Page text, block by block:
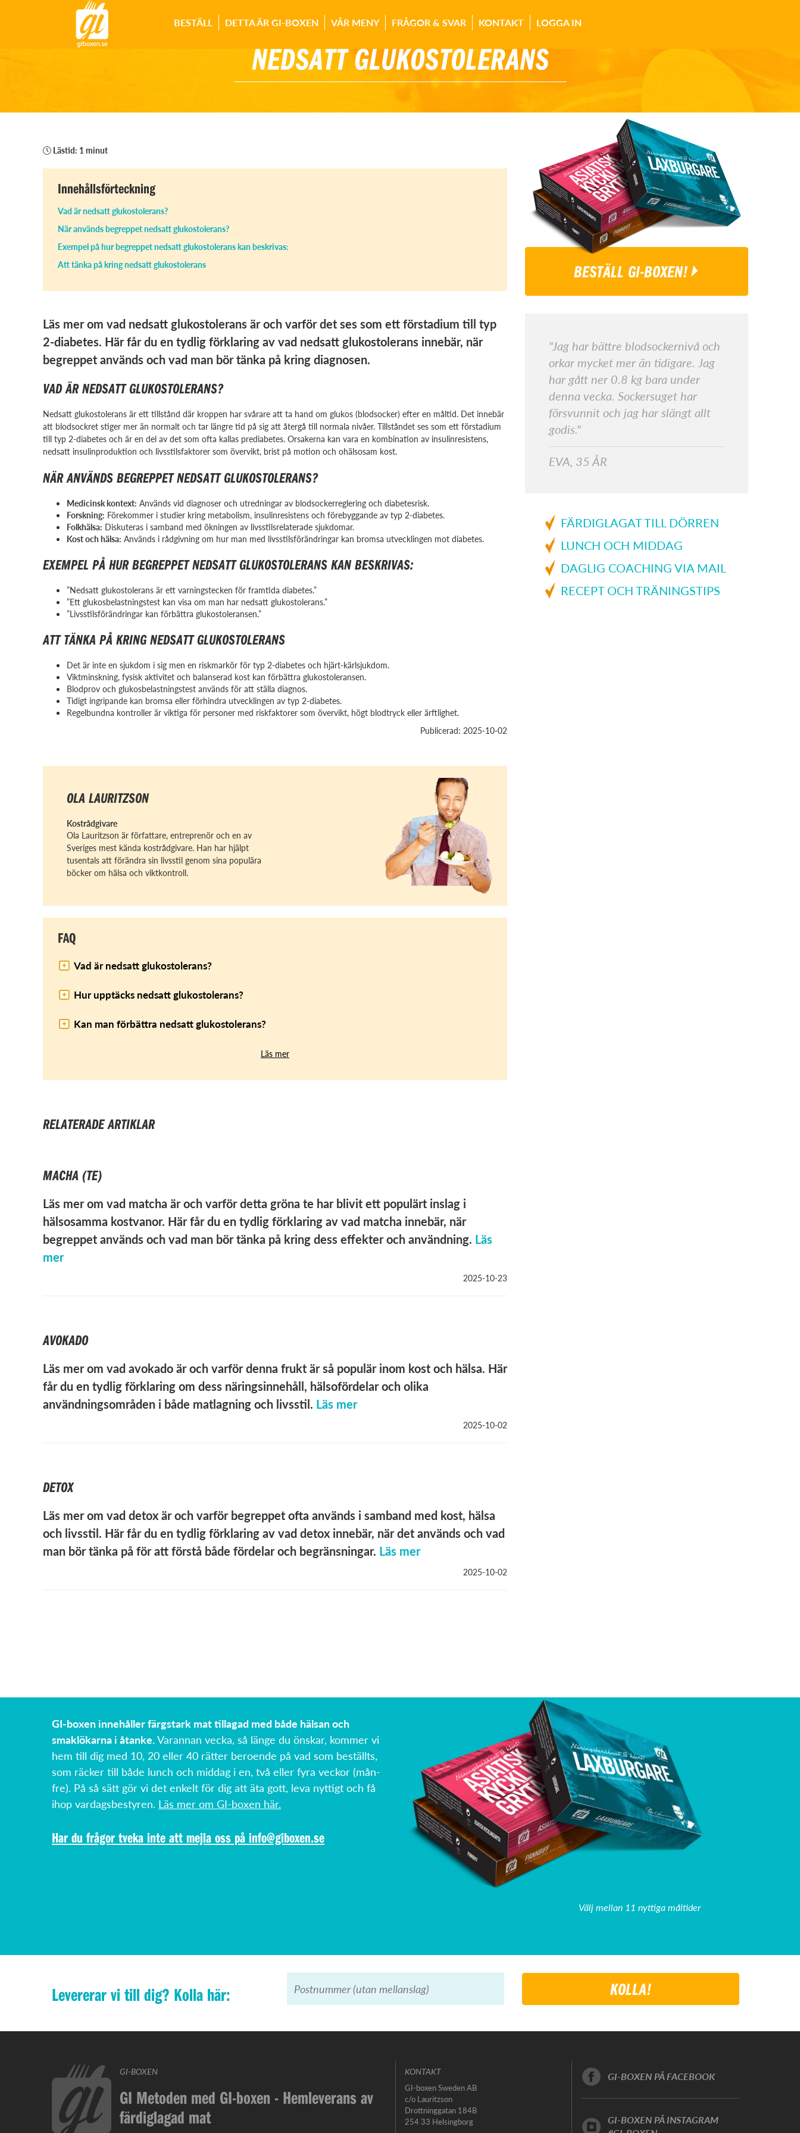
BESTÄLL DETTA ÄR GI-BOXEN VÅR MENY FRÅGOR & SVAR KONTAKT LOGGA IN
NEDSATT GLUKOSTOLERANS
Lästid: 1 minut
Innehållsförteckning
Vad är nedsatt glukostolerans?
När används begreppet nedsatt glukostolerans?
Exempel på hur begreppet nedsatt glukostolerans kan beskrivas:
Att tänka på kring nedsatt glukostolerans
Läs mer om vad nedsatt glukostolerans är och varför det ses som ett förstadium till typ
2-diabetes. Här får du en tydlig förklaring av vad nedsatt glukostolerans innebär, när
begreppet används och vad man bör tänka på kring diagnosen.
VAD ÄR NEDSATT GLUKOSTOLERANS?
Nedsatt glukostolerans är ett tillstånd där kroppen har svårare att ta hand om glukos (blodsocker) efter en måltid. Det innebär
att blodsockret stiger mer än normalt och tar längre tid på sig att återgå till normala nivåer. Tillståndet ses som ett förstadium
till typ 2-diabetes och är en del av det som ofta kallas prediabetes. Orsakerna kan vara en kombination av insulinresistens,
nedsatt insulinproduktion och livsstilsfaktorer som övervikt, brist på motion och ohälsosam kost.
NÄR ANVÄNDS BEGREPPET NEDSATT GLUKOSTOLERANS?
Medicinsk kontext: Används vid diagnoser och utredningar av blodsockerreglering och diabetesrisk.
Forskning: Förekommer i studier kring metabolism, insulinresistens och förebyggande av typ 2-diabetes.
Folkhälsa: Diskuteras i samband med ökningen av livsstilsrelaterade sjukdomar.
Kost och hälsa: Används i rådgivning om hur man med livsstilsförändringar kan bromsa utvecklingen mot diabetes.
EXEMPEL PÅ HUR BEGREPPET NEDSATT GLUKOSTOLERANS KAN BESKRIVAS:
”Nedsatt glukostolerans är ett varningstecken för framtida diabetes.”
”Ett glukosbelastningstest kan visa om man har nedsatt glukostolerans.”
”Livsstilsförändringar kan förbättra glukostoleransen.”
ATT TÄNKA PÅ KRING NEDSATT GLUKOSTOLERANS
Det är inte en sjukdom i sig men en riskmarkör för typ 2-diabetes och hjärt-kärlsjukdom.
Viktminskning, fysisk aktivitet och balanserad kost kan förbättra glukostoleransen.
Blodprov och glukosbelastningstest används för att ställa diagnos.
Tidigt ingripande kan bromsa eller förhindra utvecklingen av typ 2-diabetes.
Regelbundna kontroller är viktiga för personer med riskfaktorer som övervikt, högt blodtryck eller ärftlighet.
Publicerad: 2025-10-02
OLA LAURITZSON
Kostrådgivare
Ola Lauritzson är författare, entreprenör och en av
Sveriges mest kända kostrådgivare. Han har hjälpt
tusentals att förändra sin livsstil genom sina populära
böcker om hälsa och viktkontroll.
FAQ
Vad är nedsatt glukostolerans?
Hur upptäcks nedsatt glukostolerans?
Kan man förbättra nedsatt glukostolerans?
Läs mer
RELATERADE ARTIKLAR
MACHA (TE)
Läs mer om vad matcha är och varför detta gröna te har blivit ett populärt inslag i
hälsosamma kostvanor. Här får du en tydlig förklaring av vad matcha innebär, när
begreppet används och vad man bör tänka på kring dess effekter och användning. Läs
mer
2025-10-23
AVOKADO
Läs mer om vad avokado är och varför denna frukt är så populär inom kost och hälsa. Här
får du en tydlig förklaring om dess näringsinnehåll, hälsofördelar och olika
användningsområden i både matlagning och livsstil. Läs mer
2025-10-02
DETOX
Läs mer om vad detox är och varför begreppet ofta används i samband med kost, hälsa
och livsstil. Här får du en tydlig förklaring av vad detox innebär, när det används och vad
man bör tänka på för att förstå både fördelar och begränsningar. Läs mer
2025-10-02
BESTÄLL GI-BOXEN!
"Jag har bättre blodsockernivå och
orkar mycket mer än tidigare. Jag
har gått ner 0.8 kg bara under
denna vecka. Sockersuget har
försvunnit och jag har slängt allt
godis."
EVA, 35 ÅR
FÄRDIGLAGAT TILL DÖRREN
LUNCH OCH MIDDAG
DAGLIG COACHING VIA MAIL
RECEPT OCH TRÄNINGSTIPS
Välj mellan 11 nyttiga måltider
GI-boxen innehåller färgstark mat tillagad med både hälsan och
smaklökarna i åtanke.Varannan vecka, så länge du önskar, kommer vi
hem till dig med 10, 20 eller 40 rätter beroende på vad som beställts,
som räcker till både lunch och middag i en, två eller fyra veckor (mån-
fre). På så sätt gör vi det enkelt för dig att äta gott, leva nyttigt och få
ihop vardagsbestyren. Läs mer om GI-boxen här.
Har du frågor tveka inte att mejla oss på info@giboxen.se
Levererar vi till dig? Kolla här: KOLLA!
GI-BOXEN
GI Metoden med GI-boxen - Hemleverans av
färdiglagad mat
KONTAKT
GI-boxen Sweden AB
c/o Lauritzson
Drottninggatan 184B
254 33 Helsingborg
GI-BOXEN PÅ FACEBOOK
GI-BOXEN PÅ INSTAGRAM